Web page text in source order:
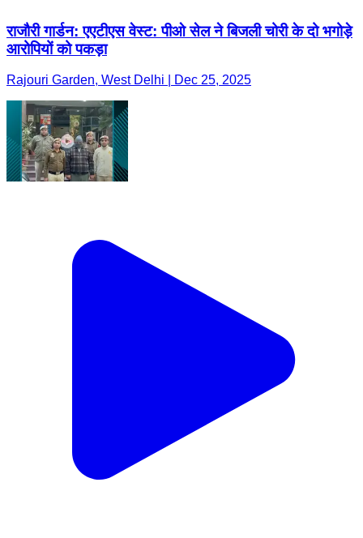
राजौरी गार्डन: एएटीएस वेस्ट: पीओ सेल ने बिजली चोरी के दो भगोड़े
आरोपियों को पकड़ा
Rajouri Garden, West Delhi | Dec 25, 2025